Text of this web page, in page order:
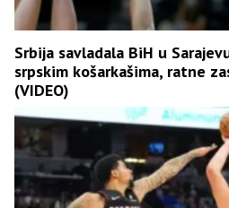
Srbija savladala BiH u
srpskim košarkašima, ratne
(VIDEO)